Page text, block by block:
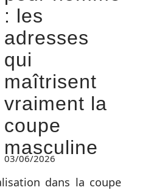
: les
adresses
qui
maîtrisent
vraiment la
coupe
masculine
03/06/2026
dans la coupe